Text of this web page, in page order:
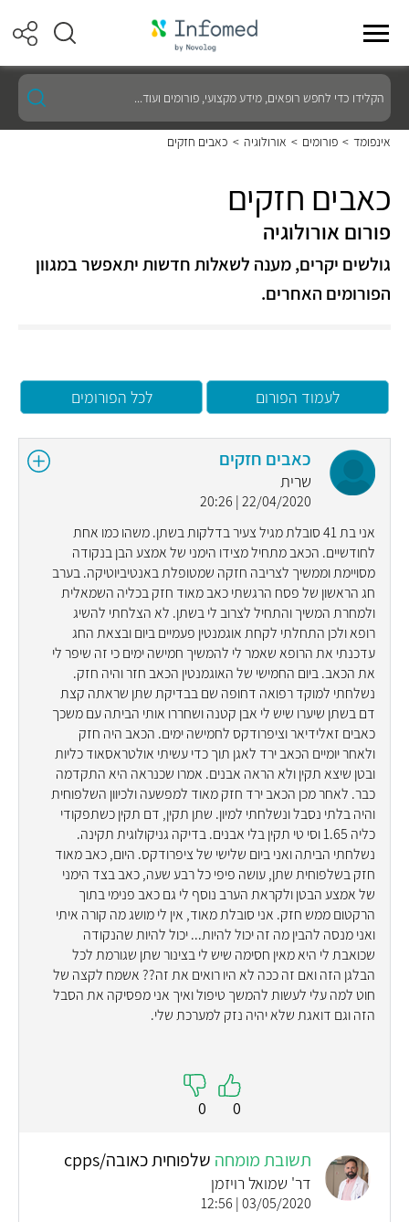
הקלידו
כדי
לחפש
רופאים,
מידע
ועוד...
אינפומד > פורומים > אורולוגיה > כאבים חזקים
כאבים חזקים
פורום אורולוגיה
גולשים יקרים, מענה לשאלות חדשות יתאפשר במגוון
הפורומים האחרים.
לעמוד הפורום לכל הפורומים
כאבים חזקים
שרית
22/04/2020 | 20:26
אני בת 41 סובלת מגיל צעיר בדלקות בשתן. משהו כמו אחת
לחודשיים. הכאב מתחיל מצידו הימני של אמצע הבן בנקודה
מסויימת וממשיך לצריבה חזקה שמטופלת באנטיביוטיקה. בערב
חג הראשון של פסח הרגשתי כאב מאוד חזק בכליה השמאלית
ולמחרת המשיך והתחיל לצרוב לי בשתן. לא הצלחתי להשיג
רופא ולכן התחלתי לקחת אוגמנטין פעמיים ביום ובצאת החג
עדכנתי את הרופא שאמר לי להמשיך חמישה ימים כי זה שיפר לי
את הכאב. ביום החמישי של האוגמנטין הכאב חזר והיה חזק.
נשלחתי למוקד רפואה דחופה שם בבדיקת שתן שראתה קצת
דם בשתן שיערו שיש לי אבן קטנה ושחררו אותי הביתה עם משכך
כאבים זאלידיאר וציפרודקס לחמישה ימים. הכאב היה חזק
ולאחר יומיים הכאב ירד לאגן תוך כדי עשיתי אולטראסאוד כליות
ובטן שיצא תקין ולא הראה אבנים. אמרו שכנראה היא התקדמה
כבר. לאחר מכן הכאב ירד חזק מאוד למפשעה ולכיוון השלפוחית
והיה בלתי נסבל ונשלחתי למיון. שתן תקין, דם תקין כשתפקודי
כליה 1.65 וסי טי תקין בלי אבנים. בדיקה גניקולוגית תקינה.
נשלחתי הביתה ואני ביום שלישי של ציפרודקס. היום, כאב מאוד
חזק בשלפוחית שתן, עושה פיפי כל רבע שעה, כאב בצד הימני
של אמצע הבטן ולקראת הערב נוסף לי גם כאב פנימי בתוך
הרקטום ממש חזק. אני סובלת מאוד, אין לי מושג מה קורה איתי
ואני מנסה להבין מה זה יכול להיות... יכול להיות שהנקודה
שכואבת לי היא מאין חסימה שיש לי בצינור שתן שגורמת לכל
הבלגן הזה ואם זה ככה לא היו רואים את זה?? אשמח לקצה של
חוט למה עלי לעשות להמשך טיפול ואיך אני מפסיקה את הסבל
הזה וגם דואגת שלא יהיה נזק למערכת שלי.
0
0
תשובת מומחה שלפוחית כאובה/cpps
דר' שמואל רויזמן
03/05/2020 | 12:56